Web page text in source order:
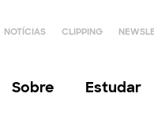
NOTÍCIAS CLIPPING
Sobre Estudar